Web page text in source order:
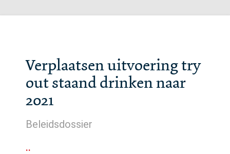
Verplaatsen uitvoering try
out staand drinken naar
2021
Beleidsdossier
..